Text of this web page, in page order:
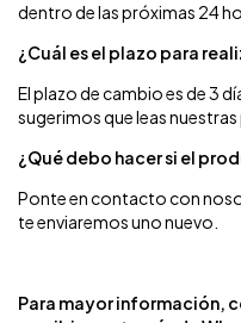
dentro de las próximas 24
¿Cuál es el plazo para
El plazo de cambio es de 3
sugerimos que leas
¿Qué debo hacer si el
Ponte en contacto con
te enviaremos uno nuevo.
Para mayor información,